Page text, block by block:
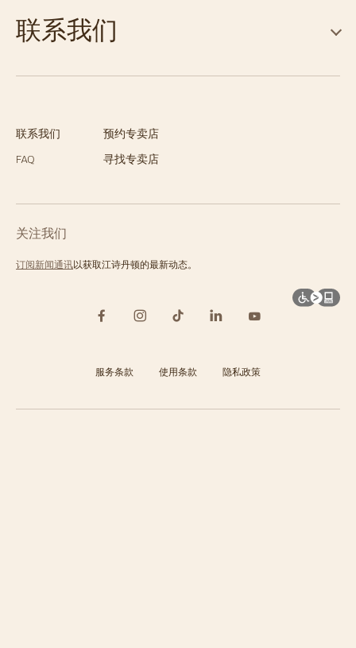
联系我们
预约专卖店
FAQ
寻找专卖店
关注我们
订阅新闻通讯以获取江诗丹顿的最新动态。
联系我们
服务条款 使用条款 隐私政策